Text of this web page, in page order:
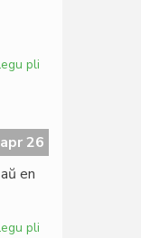
pli
al
bankroto
26
en
pli